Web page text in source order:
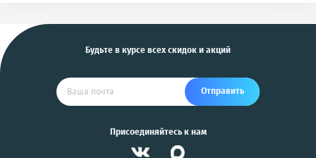
Будьте в курсе всех скидок и акций
Отправить
Присоединяйтесь к нам